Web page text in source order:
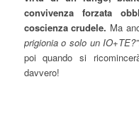
convivenza forzata
coscienza crudele. Ma
prigionia o solo un IO+TE?”
poi quando si
davvero!